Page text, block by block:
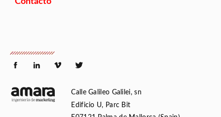
Calle Galileo Galilei, sn
Edificio U, Parc Bit